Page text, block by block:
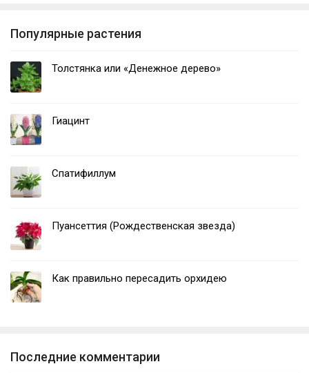
Популярные растения
Толстянка или «Денежное дерево»
Гиацинт
Спатифиллум
Пуансеттия (Рождественская звезда)
Как правильно пересадить орхидею
Последние комментарии